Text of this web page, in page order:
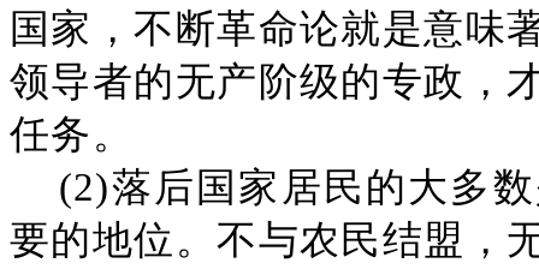
国家，不断革命论就是意味
领导者的无产阶级的专政，
任务。
(2)落后国家居民的大多
要的地位。不与农民结盟，